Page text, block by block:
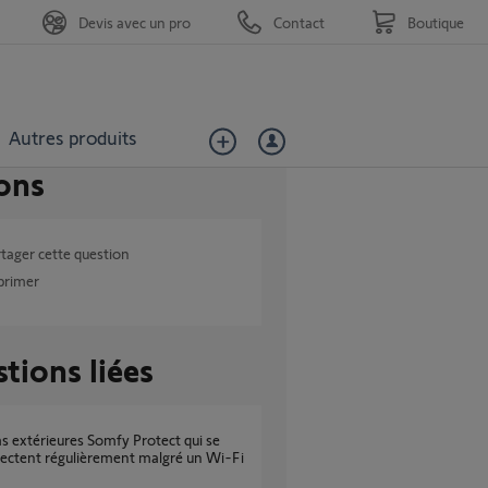
Autres produits
Devis avec un pro Contact Boutique
cette question
liées
régulièrement malgré un Wi-Fi